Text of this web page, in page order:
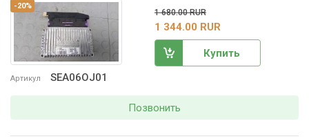
-20%
Артикул SEA06OJ01
1 680.00 RUR
1 344.00 RUR
Купить
Позвонить